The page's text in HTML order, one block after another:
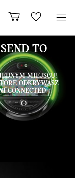
KoszykWishlist
TO
MIEJSCU!
ODKRYWASZ
CONNECTED.